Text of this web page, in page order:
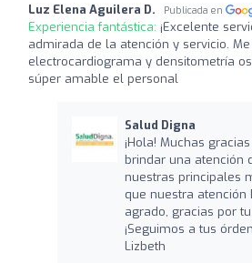
Luz Elena Aguilera D. Publicada en
Experiencia fantástica: ¡Excelente
admirada de la atención y servicio.
electrocardiograma y densitometría
súper amable el personal
Salud Digna
¡Hola! Muchas
brindar una atención
nuestras principales
que nuestra atención
agrado, gracias por
¡Seguimos a tus
Lizbeth